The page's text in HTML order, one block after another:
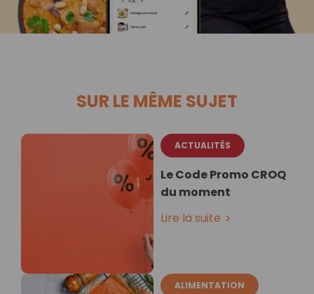
SUR LE MÊME SUJET
ACTUALITÉS
Le Code Promo CROQ
du moment
Lire la suite
ALIMENTATION